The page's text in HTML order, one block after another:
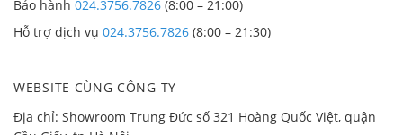
Bảo hành 024.3756.7826 (8:00 – 21:00)
Hỗ trợ dịch vụ 024.3756.7826 (8:00 – 21:30)
WEBSITE CÙNG CÔNG TY
Địa chỉ: Showroom Trung Đức số 321 Hoàng Quốc Việt, quận